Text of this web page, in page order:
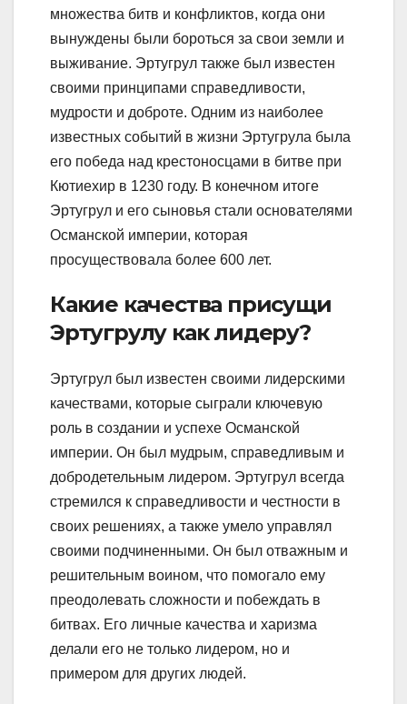
множества битв и конфликтов, когда они
вынуждены были бороться за свои земли и
выживание. Эртугрул также был известен
своими принципами справедливости,
мудрости и доброте. Одним из наиболее
известных событий в жизни Эртугрула была
его победа над крестоносцами в битве при
Кютиехир в 1230 году. В конечном итоге
Эртугрул и его сыновья стали основателями
Османской империи, которая
просуществовала более 600 лет.
Какие качества присущи
Эртугрулу как лидеру?
Эртугрул был известен своими лидерскими
качествами, которые сыграли ключевую
роль в создании и успехе Османской
империи. Он был мудрым, справедливым и
добродетельным лидером. Эртугрул всегда
стремился к справедливости и честности в
своих решениях, а также умело управлял
своими подчиненными. Он был отважным и
решительным воином, что помогало ему
преодолевать сложности и побеждать в
битвах. Его личные качества и харизма
делали его не только лидером, но и
примером для других людей.